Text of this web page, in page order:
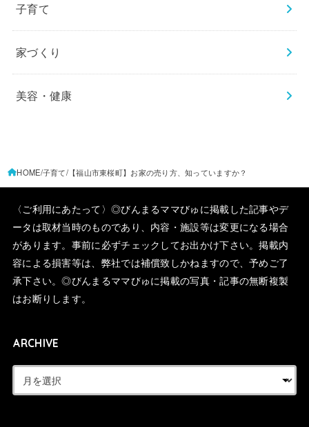
子育て
家づくり
美容・健康
HOME 子育て 【福山市東桜町】お家の売り方、知っていますか？
〈ご利用にあたって〉◎びんまるママびゅに掲載した記事やデ
ータは取材当時のものであり、内容・施設等は変更になる場合
があります。事前に必ずチェックしてお出かけ下さい。掲載内
容による損害等は、弊社では補償致しかねますので、予めご了
承下さい。◎びんまるママびゅに掲載の写真・記事の無断複製
はお断りします。
ARCHIVE